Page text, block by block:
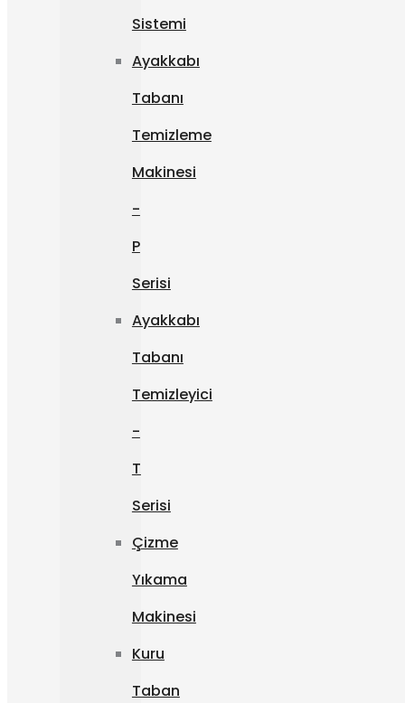
Sistemi
Ayakkabı
Tabanı
Temizleme
Makinesi
-
P
Serisi
Ayakkabı
Tabanı
Temizleyici
-
T
Serisi
Çizme
Yıkama
Makinesi
Kuru
Taban